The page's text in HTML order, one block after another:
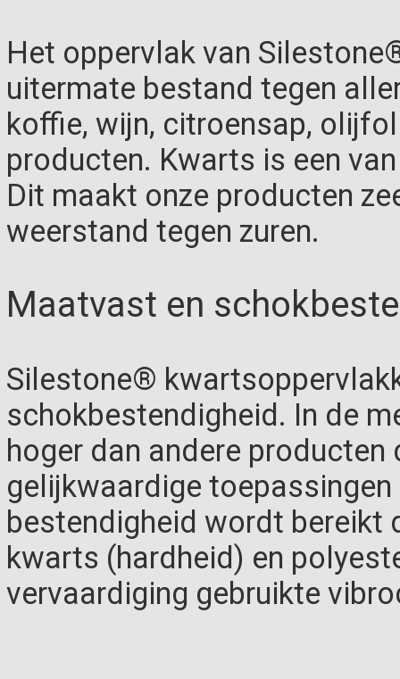
Het oppervlak van
uitermate bestand tegen
koffie, wijn, citroensap,
producten. Kwarts is een
Dit maakt onze producten
weerstand tegen zuren.
Maatvast en
Silestone®
schokbestendigheid. In de
hoger dan andere
gelijkwaardige
bestendigheid wordt bereikt
kwarts (hardheid) en
vervaardiging gebruikte